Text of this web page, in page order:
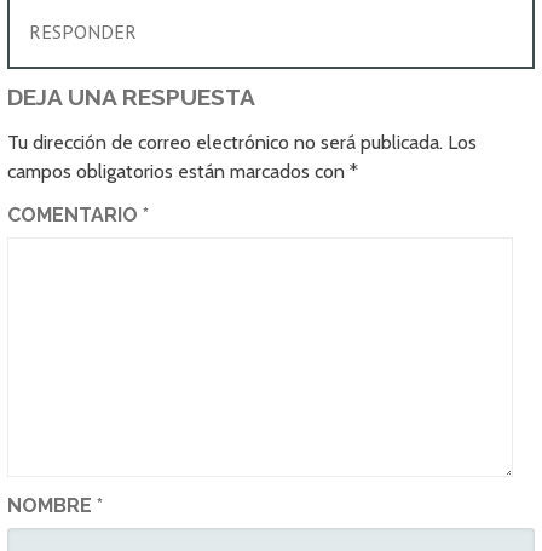
RESPONDER
DEJA UNA RESPUESTA
Tu dirección de correo electrónico no será publicada. Los
campos obligatorios están marcados con*
COMENTARIO*
NOMBRE*